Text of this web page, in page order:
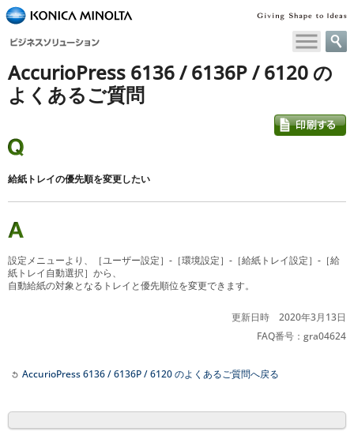
ペ
ー
内
動
の
リ
ク
で
へ
移
AccurioPress 6136 / 6136P / 6120 の
よくあるご質問
給紙トレイの優先順を変更したい
設定メニューより、［ユーザー設定］-［環境設定］-［給紙トレイ設定］-［給
紙トレイ自動選択］から、
自動給紙の対象となるトレイと優先順位を変更できます。
更新日時 2020年3月13日
FAQ番号：gra04624
AccurioPress 6136 / 6136P / 6120 のよくあるご質問へ戻る